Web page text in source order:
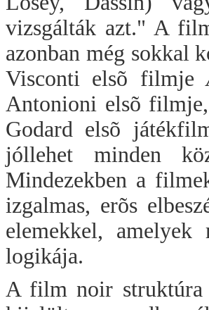
vizsgálták azt." A
azonban még sokkal
Visconti elsõ filmje
Antonioni elsõ
Godard elsõ
jóllehet minden
Mindezekben a
izgalmas, erõs
elemekkel,
logikája.
A film noir struktúra